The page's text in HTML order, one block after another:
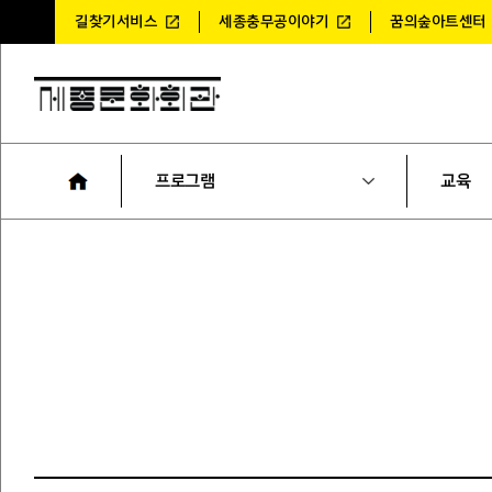
길찾기서비스 세종충무공이야기 꿈의숲아트센터
프로그램 교육